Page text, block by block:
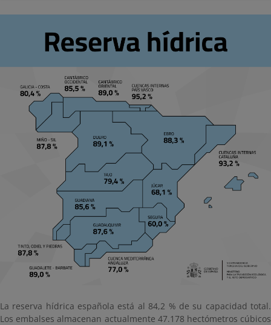
La reserva hídrica española está al 84,2 % de su capacidad total.
Los embalses almacenan actualmente 47.178 hectómetros cúbicos